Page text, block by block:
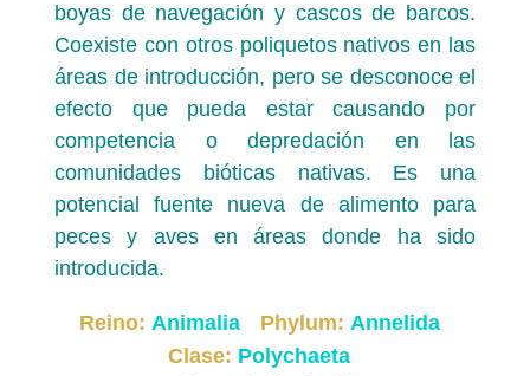
boyas de navegación y cascos de barcos.
Coexiste con otros poliquetos nativos en las
áreas de introducción, pero se desconoce el
efecto que pueda estar causando por
competencia o depredación en las
comunidades bióticas nativas. Es una
potencial fuente nueva de alimento para
peces y aves en áreas donde ha sido
introducida.
Reino: Animalia Phylum: Annelida
Clase: Polychaeta